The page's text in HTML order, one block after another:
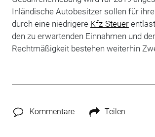
Inländische Autobesitzer sollen für
durch eine niedrigere Kfz-Steuer
den zu erwartenden Einnahmen und
Rechtmäßigkeit bestehen weiterhin
Kommentare Teilen